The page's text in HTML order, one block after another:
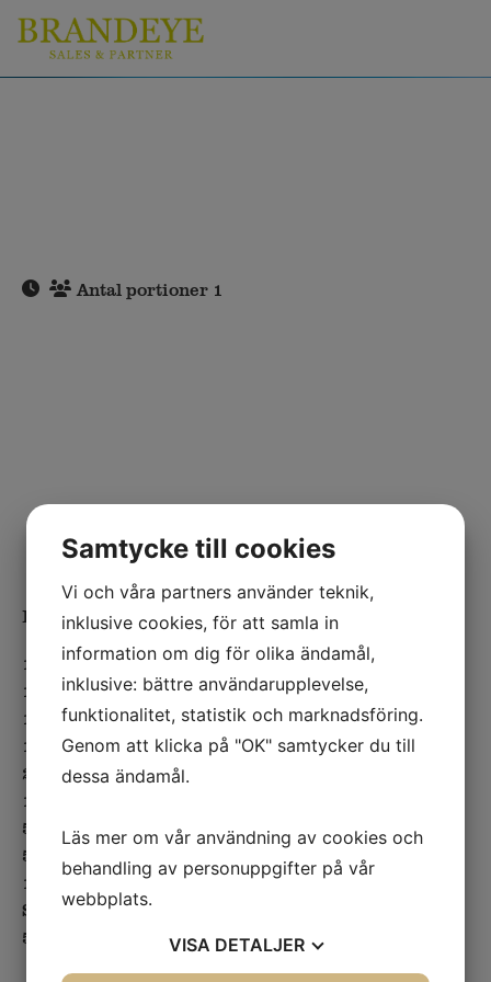
Antal portioner 1
Ingredienser
150 g standardmjölk
120 goxpuré , tinad
15 gmorotspuré, tinad
10 g lökpuré, tinad
25 g vispgrädde
10 g ansjovisspad
5 g ljus kalvfond
5–10 g svartvinbärssaft
1 lagerblad
Salt och peppar
50 g vatten
Samtycke till cookies
Vi och våra partners använder teknik,
inklusive cookies, för att samla in
information om dig för olika ändamål,
inklusive: bättre användarupplevelse,
funktionalitet, statistik och marknadsföring.
Genom att klicka på "OK" samtycker du till
dessa ändamål.
Läs mer om vår användning av cookies och
behandling av personuppgifter på vår
webbplats.
VISA DETALJER